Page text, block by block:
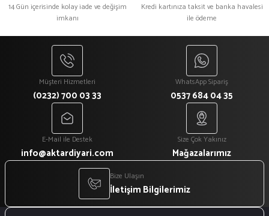
14 Gün içerisinde kolay iade ve değişim
imkanı
Kredi kartınıza taksit ve banka havalesi
ile ödeme
Müşteri Hizmetleri
(0232) 700 03 33
WhatsApp Sipariş
0537 684 04 35
E-Mail ile Destek
info@aktardiyari.com
Size Çok Yakınız
Mağazalarımız
Bize Ulaşın
İletişim Bilgilerimiz